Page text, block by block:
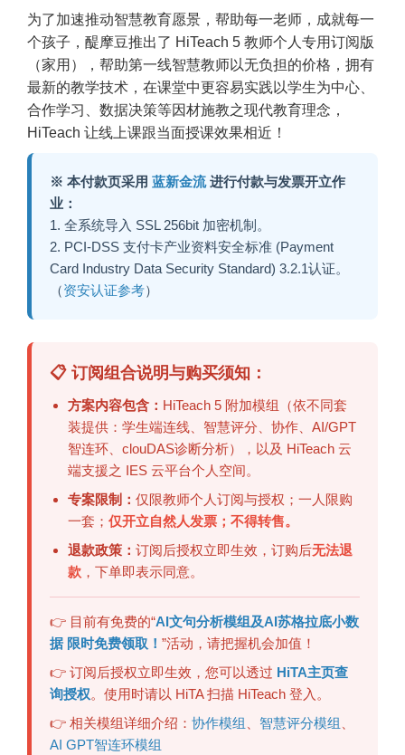
为了加速推动智慧教育愿景，帮助每一老师，成就每一
个孩子，醍摩豆推出了 HiTeach 5 教师个人专用订阅版
（家用），帮助第一线智慧教师以无负担的价格，拥有
最新的教学技术，在课堂中更容易实践以学生为中心、
合作学习、数据决策等因材施教之现代教育理念，
HiTeach 让线上课跟当面授课效果相近！
※ 本付款页采用 蓝新金流进行付款与发票开立作
业：
1. 全系统导入 SSL 256bit 加密机制。
2. PCI-DSS 支付卡产业资料安全标准 (Payment
Card Industry Data Security Standard) 3.2.1认证。
（资安认证参考）
📋 订阅组合说明与购买须知：
方案内容包含： HiTeach 5 附加模组（依不同套
装提供：学生端连线、智慧评分、协作、AI/GPT
智连环、clouDAS诊断分析），以及 HiTeach 云
端支援之 IES 云平台个人空间。
专案限制： 仅限教师个人订阅与授权；一人限购
一套； 仅开立自然人发票；不得转售。
退款政策： 订阅后授权立即生效，订购后无法退
款 ，下单即表示同意。
👉 目前有免费的“AI文句分析模组及AI苏格拉底小数
据 限时免费领取！ ”活动，请把握机会加值！
👉 订阅后授权立即生效，您可以透过 HiTA主页查
询授权。使用时请以 HiTA 扫描 HiTeach 登入。
👉 相关模组详细介绍： 协作模组 智慧评分模组
AI GPT智连环模组